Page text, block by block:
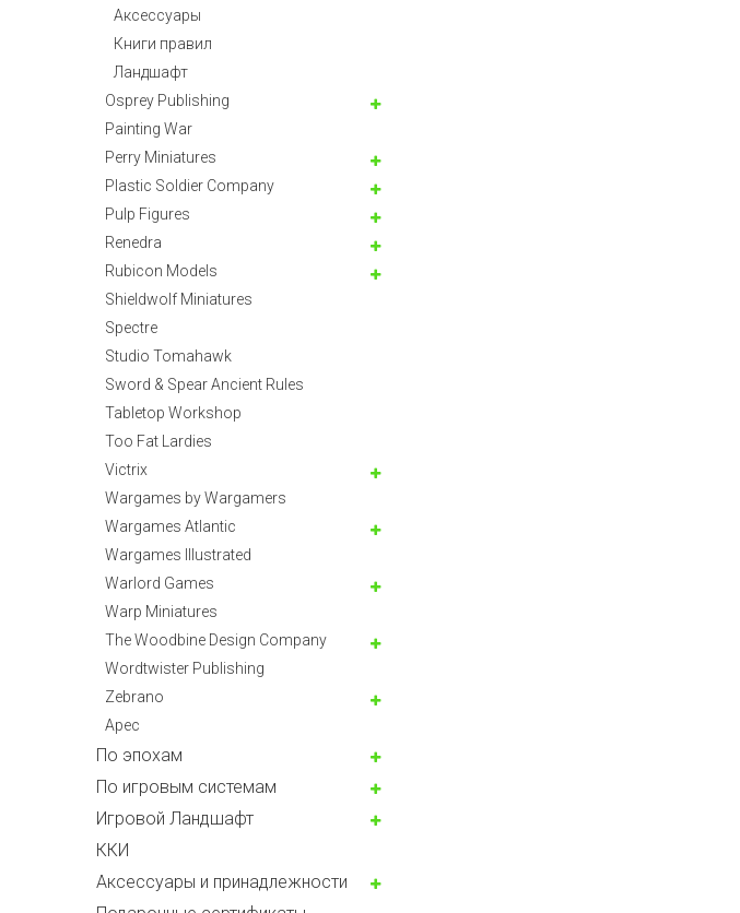
Аксессуары
Книги правил
Ландшафт
Osprey Publishing
Painting War
Perry Miniatures
Plastic Soldier Company
Pulp Figures
Renedra
Rubicon Models
Shieldwolf Miniatures
Spectre
Studio Tomahawk
Sword & Spear Ancient Rules
Tabletop Workshop
Too Fat Lardies
Victrix
Wargames by Wargamers
Wargames Atlantic
Wargames Illustrated
Warlord Games
Warp Miniatures
The Woodbine Design Company
Wordtwister Publishing
Zebrano
Арес
По эпохам
По игровым системам
Игровой Ландшафт
ККИ
Аксессуары и принадлежности